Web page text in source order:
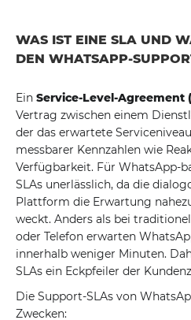
WAS IST EINE SLA UND
DEN WHATSAPP-
Ein Service-Level-Agreement
Vertrag zwischen einem
der das erwartete
messbarer Kennzahlen wie
Verfügbarkeit. Für WhatsApp-
SLAs unerlässlich, da die
Plattform die Erwartung
weckt. Anders als bei
oder Telefon erwarten
innerhalb weniger Minuten.
SLAs ein Eckpfeiler der
Die Support-SLAs von
Zwecken: